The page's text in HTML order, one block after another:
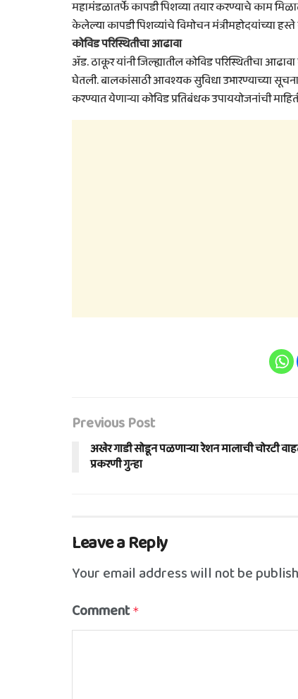
महामंडळातर्फे कापडी पिशव्या तयार करण्याचे काम
केलेल्या कापडी पिशव्यांचे विमोचन मंत्रीमहोदयांच्या
कोविड परिस्थितीचा आढावा
ॲड. ठाकूर यांनी जिल्ह्यातील कोविड परिस्थितीचा
घेतली. बालकांसाठी आवश्यक सुविधा उभारण्याच्या
करण्यात येणाऱ्या कोविड प्रतिबंधक उपाययोजनांची
Previous Post
अखेर गाडी सोडून पळणाऱ्या रेशन मालाची चोरटी
प्रकरणी गुन्हा
Leave a Reply
Your email address will not be
Comment *